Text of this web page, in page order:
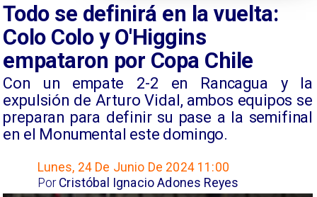
Todo se definirá en la vuelta:
Colo Colo y O'Higgins
empataron por Copa Chile
​Con un empate 2-2 en Rancagua y la
expulsión de Arturo Vidal, ambos equipos se
preparan para definir su pase a la semifinal
en el Monumental este domingo.
Lunes, 24 De Junio De 2024 11:00
Cristóbal Ignacio Adones Reyes
Por